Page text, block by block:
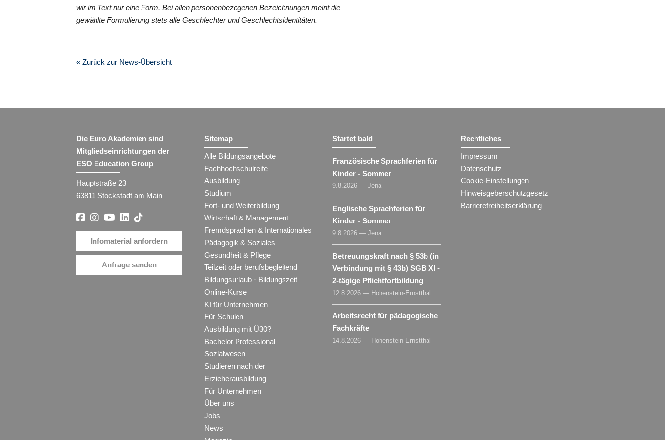
wir im Text nur eine Form. Bei allen personenbezogenen Bezeichnungen meint die
gewählte Formulierung stets alle Geschlechter und Geschlechtsidentitäten.
« Zurück zur News-Übersicht
Die Euro Akademien sind
Mitgliedseinrichtungen der
ESO Education Group
Hauptstraße 23
63811 Stockstadt am Main
Infomaterial anfordern
Anfrage senden
Sitemap
Alle Bildungsangebote
Fachhochschulreife
Ausbildung
Studium
Fort- und Weiterbildung
Wirtschaft & Management
Fremdsprachen & Internationales
Pädagogik & Soziales
Gesundheit & Pflege
Teilzeit oder berufsbegleitend
Bildungsurlaub · Bildungszeit
Online-Kurse
KI für Unternehmen
Für Schulen
Ausbildung mit Ü30?
Bachelor Professional
Sozialwesen
Studieren nach der
Erzieherausbildung
Für Unternehmen
Über uns
Jobs
News
Startet bald
Französische Sprachferien für
Kinder - Sommer
9.8.2026 — Jena
Englische Sprachferien für
Kinder - Sommer
9.8.2026 — Jena
Betreuungskraft nach § 53b (in
Verbindung mit § 43b) SGB XI -
2-tägige Pflichtfortbildung
12.8.2026 — Hohenstein-Ernstthal
Arbeitsrecht für pädagogische
Fachkräfte
14.8.2026 — Hohenstein-Ernstthal
Rechtliches
Impressum
Datenschutz
Cookie-Einstellungen
Hinweisgeberschutzgesetz
Barrierefreiheitserklärung